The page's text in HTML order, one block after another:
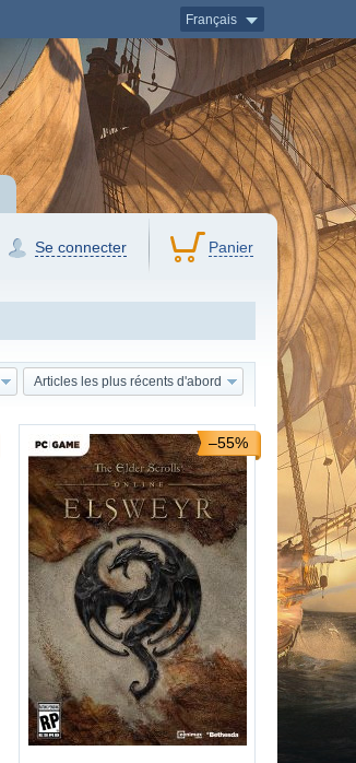
Français
Se connecter Panier
Articles les plus récents d'abord
–55%